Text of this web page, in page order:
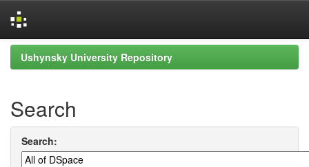
Skip
navigation
Ushynsky University Repository
Search
Search: